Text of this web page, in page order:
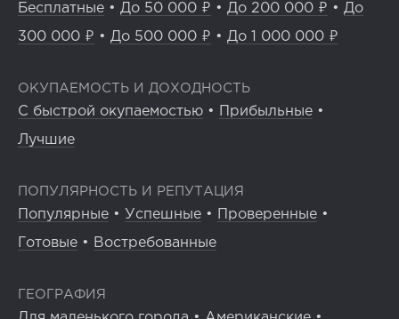
Бесплатные • До 50 000 ₽ • До 200 000 ₽ • До
300 000 ₽ • До 500 000 ₽ • До 1 000 000 ₽
ОКУПАЕМОСТЬ И ДОХОДНОСТЬ
С быстрой окупаемостью • Прибыльные •
Лучшие
ПОПУЛЯРНОСТЬ И РЕПУТАЦИЯ
Популярные • Успешные • Проверенные •
Готовые • Востребованные
ГЕОГРАФИЯ